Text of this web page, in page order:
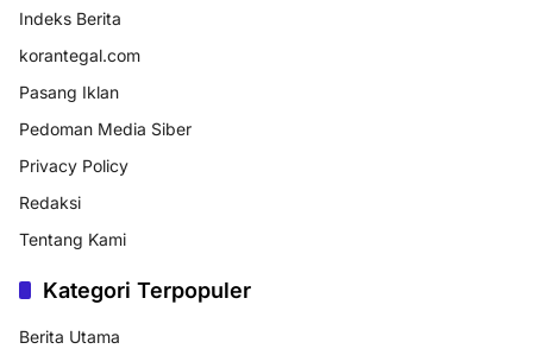
Indeks Berita
korantegal.com
Pasang Iklan
Pedoman Media Siber
Privacy Policy
Redaksi
Tentang Kami
Kategori Terpopuler
Berita Utama